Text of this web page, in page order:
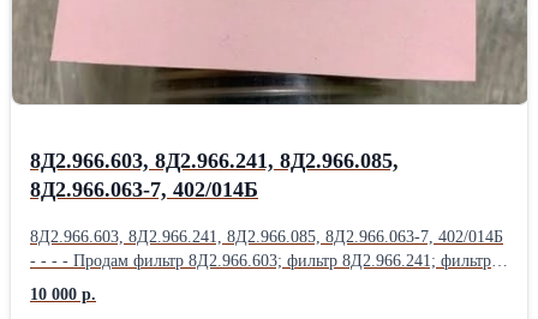
8Д2.966.603, 8Д2.966.241, 8Д2.966.085,
8Д2.966.063-7, 402/014Б
8Д2.966.603, 8Д2.966.241, 8Д2.966.085, 8Д2.966.063-7, 402/014Б
- - - - Продам фильтр 8Д2.966.603; фильтр 8Д2.966.241; фильтр
8Д2.966.085; фильтр 8Д2.966.063-7; фильтр 402/014Б; фильтр
8Д2.966.457; Продам фильтр 8Д2.966.458; фильтр 8Д2.966.511-
10 000 р.